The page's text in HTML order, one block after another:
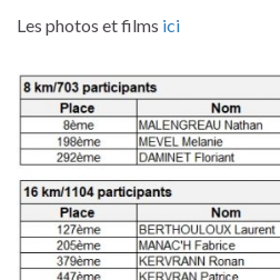
Les photos et films ici